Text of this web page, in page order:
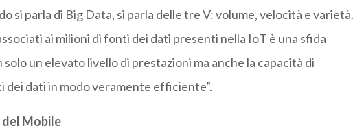
si parla di Big Data, si parla delle tre V: volume, velocità e varietà.
ai milioni di fonti dei dati presenti nella IoT è una sfida
un elevato livello di prestazioni ma anche la capacità di
dati in modo veramente efficiente”.
del Mobile